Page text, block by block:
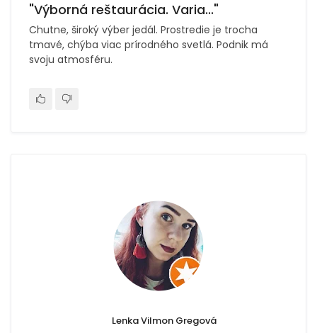
"Výborná reštaurácia. Varia..."
Chutne, široký výber jedál. Prostredie je trocha
tmavé, chýba viac prírodného svetlá. Podnik má
svoju atmosféru.
Lenka Vilmon Gregová